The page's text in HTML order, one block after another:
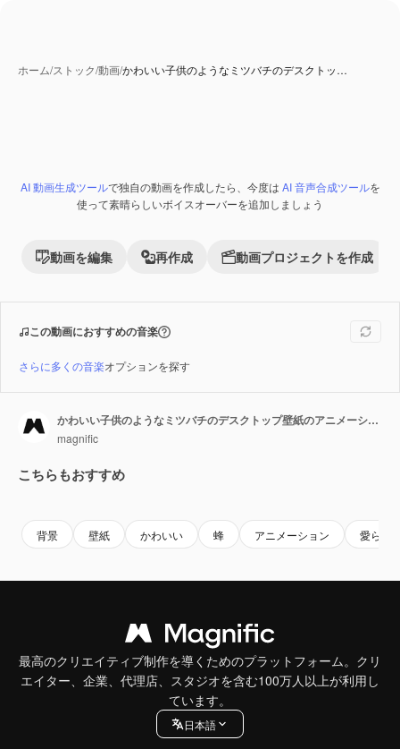
ホーム/ストック/動画/かわいい子供のようなミツバチのデスクトッ…
AI 動画生成ツールで独自の動画を作成したら、今度は AI 音声合成ツールを
使って素晴らしいボイスオーバーを追加しましょう
動画を編集 再作成 動画プロジェクトを作成
この動画におすすめの音楽
さらに多くの音楽オプションを探す
かわいい子供のようなミツバチのデスクトップ壁紙のアニメーション
magnific
こちらもおすすめ
背景 壁紙 かわいい 蜂 アニメーション 愛らし
最高のクリエイティブ制作を導くためのプラットフォーム。クリ
エイター、企業、代理店、スタジオを含む100万人以上が利用し
ています。
日本語